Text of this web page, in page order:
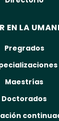
EN LA
Pregrados
Maestrías
Doctorados